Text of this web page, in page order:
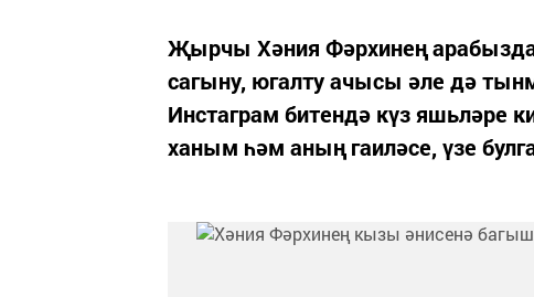
Җырчы Хәния Фәрхинең
сагыну, югалту ачысы әле дә
Инстаграм битендә күз яшьләре
ханым һәм аның гаиләсе, үзе